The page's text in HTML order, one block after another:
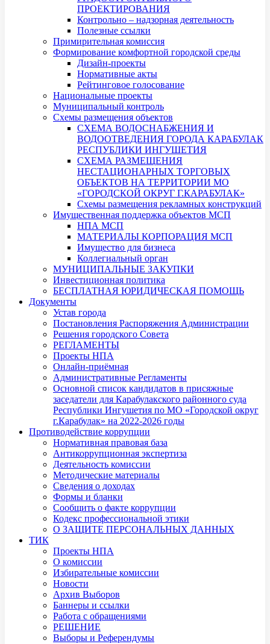
ПРОЕКТИРОВАНИЯ
Контрольно – надзорная деятельность
Полезные ссылки
Примирительная комиссия
Формирование комфортной городской среды
Дизайн-проекты
Нормативные акты
Рейтинговое голосование
Национальные проекты
Муниципальный контроль
Схемы размещения объектов
СХЕМА ВОДОСНАБЖЕНИЯ И
ВОДООТВЕДЕНИЯ ГОРОДА КАРАБУЛАК
РЕСПУБЛИКИ ИНГУШЕТИЯ
СХЕМА РАЗМЕЩЕНИЯ
НЕСТАЦИОНАРНЫХ ТОРГОВЫХ
ОБЪЕКТОВ НА ТЕРРИТОРИИ МО
«ГОРОДСКОЙ ОКРУГ Г.КАРАБУЛАК»
Схемы размещения рекламных конструкций
Имущественная поддержка объектов МСП
НПА МСП
МАТЕРИАЛЫ КОРПОРАЦИЯ МСП
Имущество для бизнеса
Коллегиальный орган
МУНИЦИПАЛЬНЫЕ ЗАКУПКИ
Инвестиционная политика
БЕСПЛАТНАЯ ЮРИДИЧЕСКАЯ ПОМОЩЬ
Документы
Устав города
Постановления Распоряжения Администрации
Решения городского Совета
РЕГЛАМЕНТЫ
Проекты НПА
Онлайн-приёмная
Административные Регламенты
Основной список кандидатов в присяжные
заседатели для Карабулакского районного суда
Республики Ингушетия по МО «Городской округ
г.Карабулак» на 2022-2026 годы
Противодействие коррупции
Нормативная правовая база
Антикоррупционная экспертиза
Деятельность комиссии
Методические материалы
Сведения о доходах
Формы и бланки
Сообщить о факте коррупции
Кодекс профессиональной этики
О ЗАЩИТЕ ПЕРСОНАЛЬНЫХ ДАННЫХ
ТИК
Проекты НПА
О комиссии
Избирательные комиссии
Новости
Архив Выборов
Баннеры и ссылки
Работа с обращениями
РЕШЕНИЕ
Выборы и Референдумы